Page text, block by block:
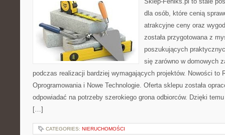
dla osób, które cenią
atrakcyjne ceny oraz
została przygotowana z
poszukujących
się zarówno w domowych
podczas realizacji bardziej wymagających projektów. Nowości to
Oprogramowania i Nowe Technologie. Oferta sklepu została
odpowiadać na potrzeby szerokiego grona odbiorców. Dzięki
[…]
CATEGORIES: NIERUCHOMOŚCI